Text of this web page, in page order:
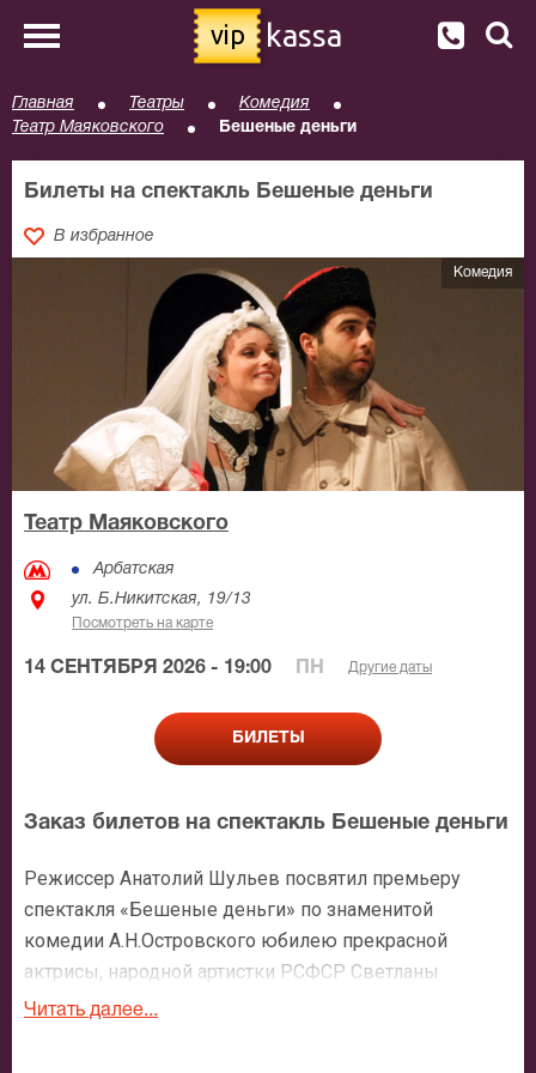
vip kassa
Главная Театры
Комедия
Театр Маяковского
Бешеные деньги
Билеты на спектакль Бешеные деньги
В избранное
Комедия
Театр Маяковского
Арбатская
ул. Б.Никитская, 19/13
Посмотреть на карте
14 СЕНТЯБРЯ 2026 - 19:00 ПН Другие даты
БИЛЕТЫ
Заказ билетов на спектакль Бешеные деньги
Режиссер Анатолий Шульев посвятил премьеру
спектакля «Бешеные деньги» по знаменитой
комедии А.Н.Островского юбилею прекрасной
актрисы, народной артистки РСФСР Светланы
Немоляевой. Зрители увидят ее в роли Надежды
Читать далее...